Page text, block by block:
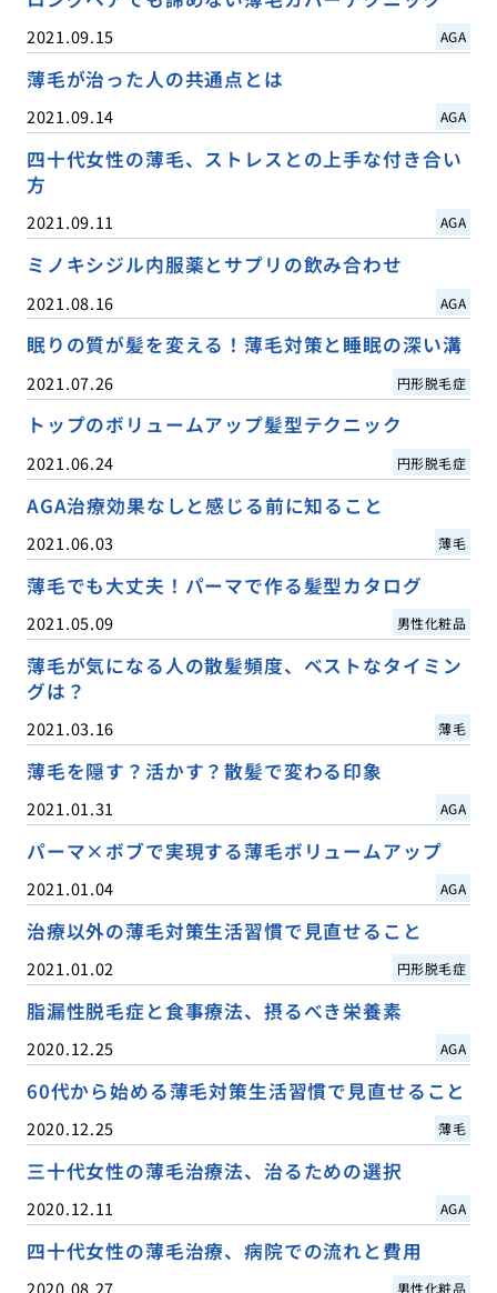
2021.09.15 AGA
薄毛が治った人の共通点とは
2021.09.14 AGA
四十代女性の薄毛、ストレスとの上手な付き合い
方
2021.09.11 AGA
ミノキシジル内服薬とサプリの飲み合わせ
2021.08.16 AGA
眠りの質が髪を変える！薄毛対策と睡眠の深い溝
2021.07.26 円形脱毛症
トップのボリュームアップ髪型テクニック
2021.06.24 円形脱毛症
AGA治療効果なしと感じる前に知ること
2021.06.03 薄毛
薄毛でも大丈夫！パーマで作る髪型カタログ
2021.05.09 男性化粧品
薄毛が気になる人の散髪頻度、ベストなタイミン
グは？
2021.03.16 薄毛
薄毛を隠す？活かす？散髪で変わる印象
2021.01.31 AGA
パーマ×ボブで実現する薄毛ボリュームアップ
2021.01.04 AGA
治療以外の薄毛対策生活習慣で見直せること
2021.01.02 円形脱毛症
脂漏性脱毛症と食事療法、摂るべき栄養素
2020.12.25 AGA
60代から始める薄毛対策生活習慣で見直せること
2020.12.25 薄毛
三十代女性の薄毛治療法、治るための選択
2020.12.11 AGA
四十代女性の薄毛治療、病院での流れと費用
2020.08.27 男性化粧品